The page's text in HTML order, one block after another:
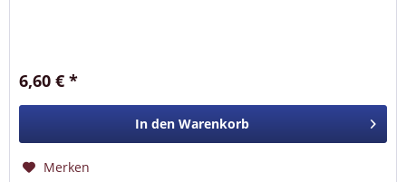
6,60 € *
In den Warenkorb
Merken